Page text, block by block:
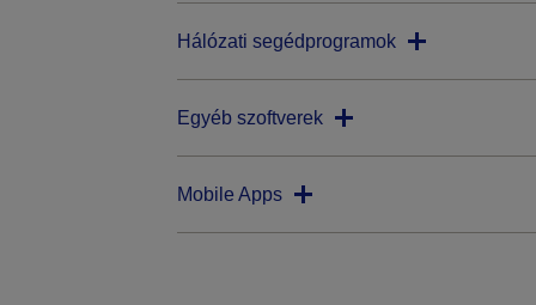
Hálózati segédprogramok
Egyéb szoftverek
Mobile Apps